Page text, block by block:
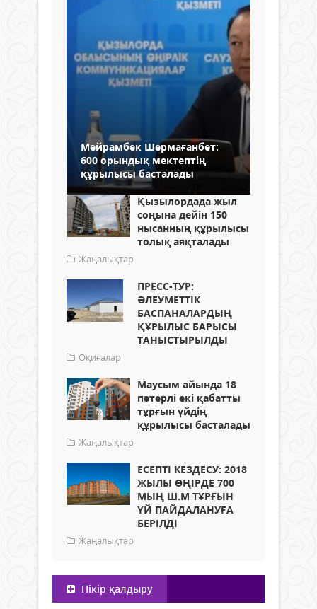
Мейрамбек Шермағанбет:
600 орындық мектептің
құрылысы басталады
Қызылордада жыл
соңына дейін 150
нысанның құрылысы
толық аяқталады
Жаңалықтар
ПРЕСС-ТУР:
ӘЛЕУМЕТТІК
БАСПАНАЛАРДЫҢ
ҚҰРЫЛЫС БАРЫСЫ
ТАНЫСТЫРЫЛДЫ
Оқиғалар
Маусым айында 18
пәтерлі екі қабатты
тұрғын үйдің
құрылысы басталады
Жаңалықтар
ЕСЕПТІ КЕЗДЕСУ: 2018
ЖЫЛЫ ӨҢІРДЕ 700
МЫҢ Ш.М ТҰРҒЫН
ҮЙ ПАЙДАЛАНУҒА
БЕРІЛДІ
Жаңалықтар
Пікір қалдыру